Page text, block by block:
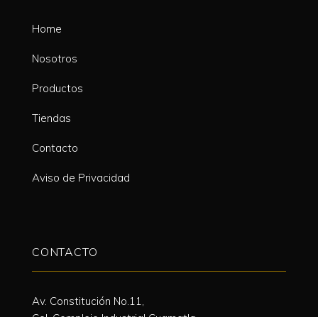
Home
Nosotros
Productos
Tiendas
Contacto
Aviso de Privacidad
CONTACTO
Av. Constitución No.11,